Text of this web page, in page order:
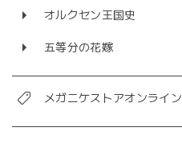
オルクセン王国史
五等分の花嫁
メガニケストアオンライン